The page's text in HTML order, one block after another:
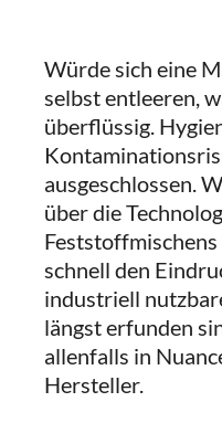
Würde sich eine
selbst entleeren,
überflüssig.
ausgeschlossen.
über die
schnell den
industriell
längst erfunden
allenfalls in
Hersteller.